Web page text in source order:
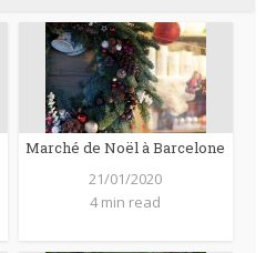
Marché de Noël à Barcelone
21/01/2020
4 min read